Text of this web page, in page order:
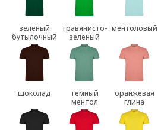
зеленый
бутылочный
травянисто-
зеленый
ментоловый
шоколад
темный
ментол
оранжевая
глина